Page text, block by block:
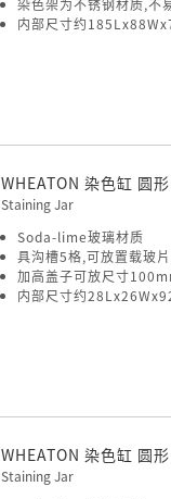
染色架为不锈钢材质,不
内部尺寸约
WHEATON 染色缸 圆
Staining Jar
Soda-lime玻璃材质
具沟槽5格,可放置载玻
加高盖子可放尺寸
内部尺寸约
WHEATON 染色缸 圆
Staining Jar